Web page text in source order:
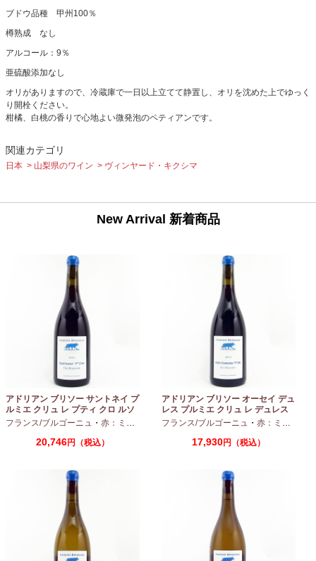
ブドウ品種 甲州100％
樽熟成 なし
アルコール：9％
亜硫酸添加なし
オリがありますので、冷蔵庫で一日以上立てて静置し、オリを沈めた上でゆっく
り開栓ください。
柑橘、白桃の香りで心地よい微発泡のペティアンです。
関連カテゴリ
日本 山梨県のワイン ヴィンヤード・キクシマ
New Arrival 新着商品
アドリアン ブリソー サントネイ プ
ルミエ クリュ レ プティ クロ ルソ
ー 2024 750ml
フランス/ブルゴーニュ ・ 赤：ミディアムボディ ・ピノノワール
20,746円（税込）
アドリアン ブリソー オーセイ デュ
レス プルミエ クリュ レ デュレス
2024 750ml
フランス/ブルゴーニュ ・ 赤：ミディアムボディ
17,930円（税込）